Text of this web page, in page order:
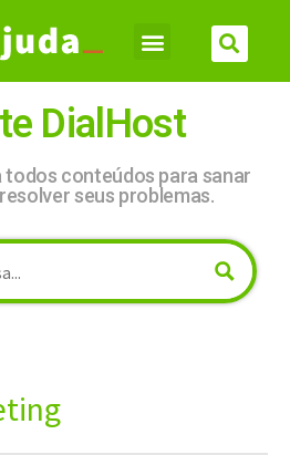
DialHost
conteúdos para sanar
seus problemas.